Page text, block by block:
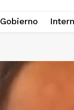
Gobierno